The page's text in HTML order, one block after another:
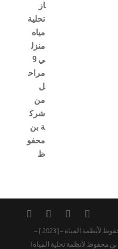
جميع الحقوق © محفوظة لــ شركة بن محفوظ لأنظمة المياة – [2023 ] –
لأنظمة تحلية المياه |